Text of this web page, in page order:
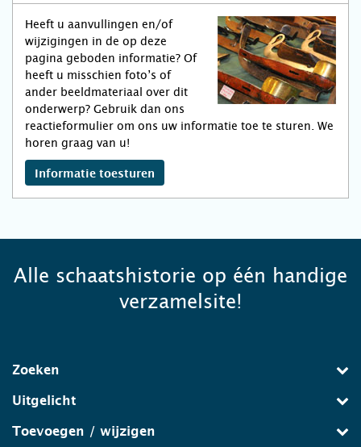
Heeft u aanvullingen en/of
wijzigingen in de op deze
pagina geboden informatie? Of
heeft u misschien foto’s of
ander beeldmateriaal over dit
onderwerp? Gebruik dan ons
reactieformulier om ons uw informatie toe te sturen. We
horen graag van u!
Informatie toesturen
Alle schaatshistorie op één handige
verzamelsite!
Zoeken
Uitgelicht
Toevoegen / wijzigen